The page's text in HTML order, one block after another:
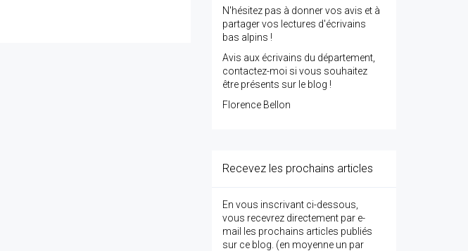
N'hésitez pas à donner vos avis et à
partager vos lectures d'écrivains
bas alpins !
Avis aux écrivains du département,
contactez-moi si vous souhaitez
être présents sur le blog !
Florence Bellon
Recevez les prochains articles
En vous inscrivant ci-dessous,
vous recevrez directement par e-
mail les prochains articles publiés
sur ce blog. (en moyenne un par